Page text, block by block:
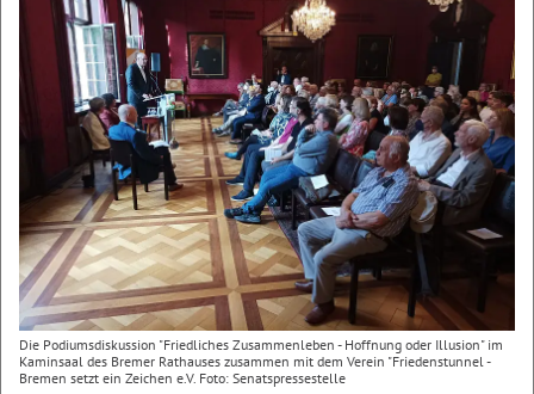
Die Podiumsdiskussion "Friedliches Zusammenleben - Hoffnung oder Illusion" im
Kaminsaal des Bremer Rathauses zusammen mit dem Verein "Friedenstunnel -
Bremen setzt ein Zeichen e.V. Foto: Senatspressestelle